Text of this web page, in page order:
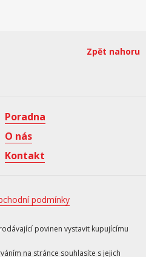
Zpět nahoru
Poradna
O nás
Kontakt
podmínky
povinen vystavit kupujícímu
na stránce souhlasíte s jejich